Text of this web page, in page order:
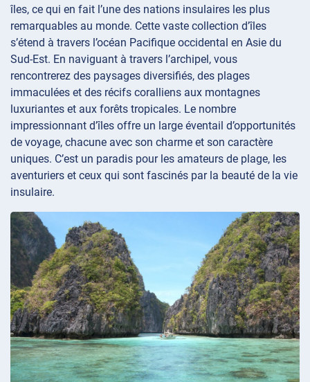
îles, ce qui en fait l’une des nations insulaires les plus
remarquables au monde. Cette vaste collection d’îles
s’étend à travers l’océan Pacifique occidental en Asie du
Sud-Est. En naviguant à travers l’archipel, vous
rencontrerez des paysages diversifiés, des plages
immaculées et des récifs coralliens aux montagnes
luxuriantes et aux forêts tropicales. Le nombre
impressionnant d’îles offre un large éventail d’opportunités
de voyage, chacune avec son charme et son caractère
uniques. C’est un paradis pour les amateurs de plage, les
aventuriers et ceux qui sont fascinés par la beauté de la vie
insulaire.